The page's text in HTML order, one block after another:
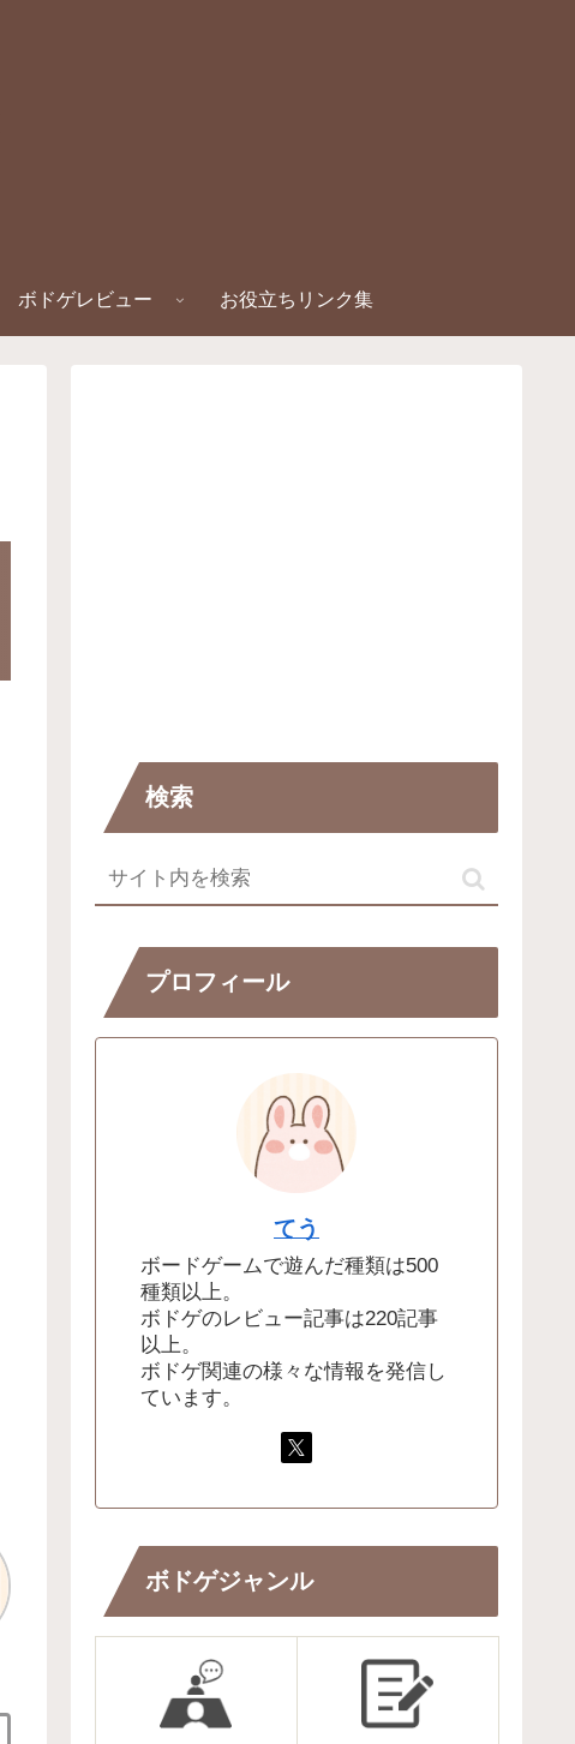
ボドゲレビュー お役立ちリンク集
検索
プロフィール
てう
ボードゲームで遊んだ種類は500
種類以上。
ボドゲのレビュー記事は220記事
以上。
ボドゲ関連の様々な情報を発信し
ています。
ボドゲジャンル